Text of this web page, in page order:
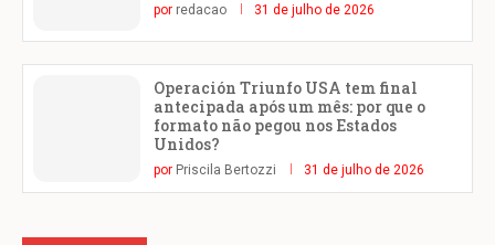
por redacao 31 de julho de 2026
Operación Triunfo USA tem final
antecipada após um mês: por que o
formato não pegou nos Estados
Unidos?
por Priscila Bertozzi 31 de julho de 2026